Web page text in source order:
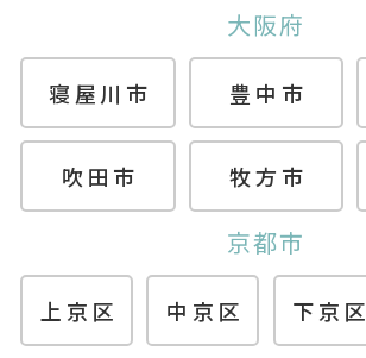
大阪府
寝屋川市 豊中市
吹田市 牧方市
京都市
上京区 中京区 下京区